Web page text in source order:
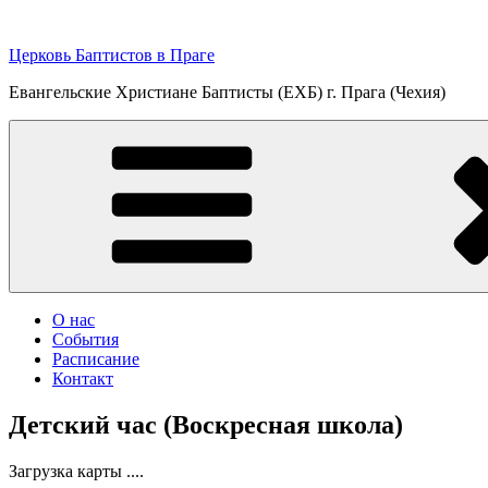
содержимому
Церковь Баптистов в Праге
Евангельские Христиане Баптисты (ЕХБ) г. Прага (Чехия)
О нас
События
Расписание
Контакт
Детский час (Воскресная школа)
Загрузка карты ....